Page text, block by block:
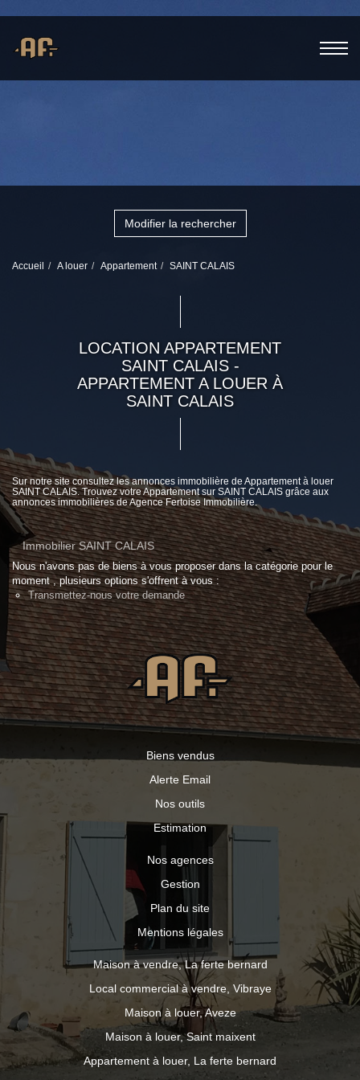
Modifier la rechercher
Accueil A louer Appartement SAINT CALAIS
LOCATION APPARTEMENT
SAINT CALAIS -
APPARTEMENT A LOUER À
SAINT CALAIS
Sur notre site consultez les annonces immobilière de Appartement à louer
SAINT CALAIS. Trouvez votre Appartement sur SAINT CALAIS grâce aux
annonces immobilières de Agence Fertoise Immobilière.
Immobilier SAINT CALAIS
Nous n'avons pas de biens à vous proposer dans la catégorie pour le
moment , plusieurs options s'offrent à vous :
Transmettez-nous votre demande
Biens vendus
Alerte Email
Nos outils
Estimation
Nos agences
Gestion
Plan du site
Mentions légales
Maison à vendre, La ferte bernard
Local commercial à vendre, Vibraye
Maison à louer, Aveze
Maison à louer, Saint maixent
Appartement à louer, La ferte bernard